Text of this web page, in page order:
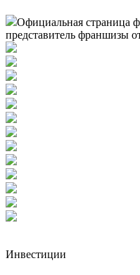
Официальная страница
представитель франшизы
Инвестиции